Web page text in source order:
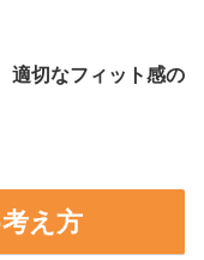
適切なフィット感の
え方